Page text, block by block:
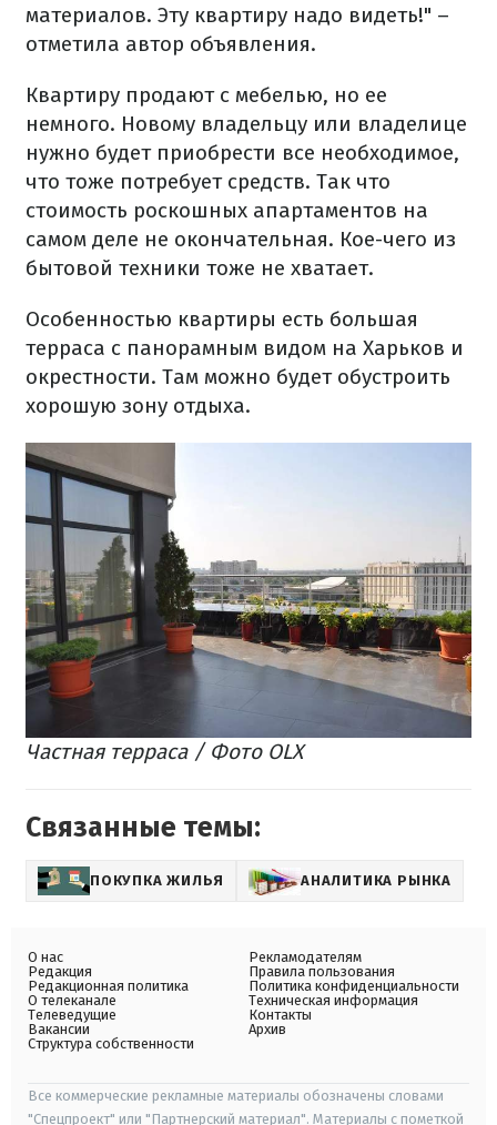
материалов. Эту квартиру надо видеть!" –
отметила автор объявления.
Квартиру продают с мебелью, но ее
немного. Новому владельцу или владелице
нужно будет приобрести все необходимое,
что тоже потребует средств. Так что
стоимость роскошных апартаментов на
самом деле не окончательная. Кое-чего из
бытовой техники тоже не хватает.
Особенностью квартиры есть большая
терраса с панорамным видом на Харьков и
окрестности. Там можно будет обустроить
хорошую зону отдыха.
Частная терраса / Фото OLX
Связанные темы:
ПОКУПКА ЖИЛЬЯ АНАЛИТИКА РЫНКА
О нас
Редакция
Редакционная политика
О телеканале
Телеведущие
Вакансии
Структура собственности
Рекламодателям
Правила пользования
Политика конфиденциальности
Техническая информация
Контакты
Архив
Все коммерческие рекламные материалы обозначены словами
"Спецпроект" или "Партнерский материал". Материалы с пометкой